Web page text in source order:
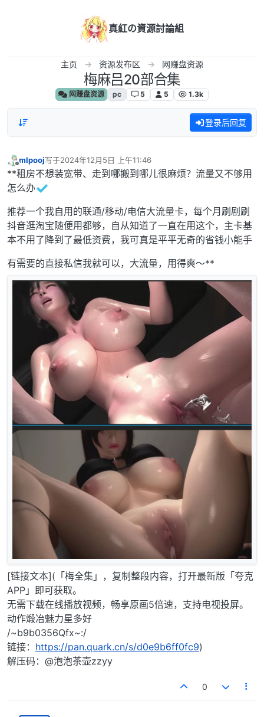
真紅の資源討論組
主页 资源发布区 网赚盘资源
梅麻吕20部合集
网赚盘资源 pc 5 5 1.3k
登录后回复
离线
mlpooj写于2024年12月5日 上午11:46
最后由 编辑
**租房不想装宽带、走到哪搬到哪儿很麻烦？流量又不够用
怎么办
推荐一个我自用的联通/移动/电信大流量卡，每个月刷剧刷
抖音逛淘宝随便用都够，自从知道了一直在用这个，主卡基
本不用了降到了最低资费，我可真是平平无奇的省钱小能手
有需要的直接私信我就可以，大流量，用得爽～**
[链接文本](「梅全集」，复制整段内容，打开最新版「夸克
APP」即可获取。
无需下载在线播放视频，畅享原画5倍速，支持电视投屏。
动作煅冶魅力星多好
/~b9b0356Qfx~:/
链接： https://pan.quark.cn/s/d0e9b6ff0fc9)
解压码：@泡泡茶壶zzyy
0